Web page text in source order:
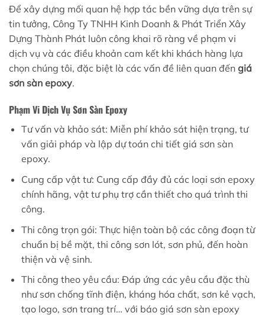
Để xây dựng mối quan hệ hợp tác bền vững dựa trên sự
tin tưởng, Công Ty TNHH Kinh Doanh & Phát Triển Xây
Dựng Thành Phát luôn công khai rõ ràng về phạm vi
dịch vụ và các điều khoản cam kết khi khách hàng lựa
chọn chúng tôi, đặc biệt là các vấn đề liên quan đến giá
sơn sàn epoxy.
Phạm Vi Dịch Vụ Sơn Sàn Epoxy
Tư vấn và khảo sát: Miễn phí khảo sát hiện trạng, tư
vấn giải pháp và lập dự toán chi tiết giá sơn sàn
epoxy.
Cung cấp vật tư: Cung cấp đầy đủ các loại sơn epoxy
chính hãng, vật tư phụ trợ cần thiết cho quá trình thi
công.
Thi công trọn gói: Thực hiện toàn bộ các công đoạn từ
chuẩn bị bề mặt, thi công sơn lót, sơn phủ, đến hoàn
thiện và vệ sinh.
Thi công theo yêu cầu: Đáp ứng các yêu cầu đặc thù
như sơn chống tĩnh điện, kháng hóa chất, sơn kẻ vạch,
tạo logo, sơn trang trí… với báo giá sơn sàn epoxy